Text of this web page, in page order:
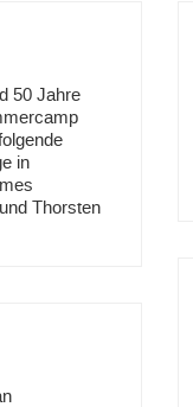
50 Jahre
in
Thorsten